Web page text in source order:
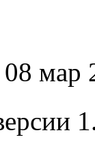
мар